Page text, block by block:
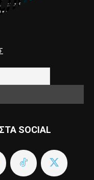
SOCIAL